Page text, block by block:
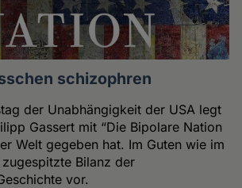
schizophren
der Unabhängigkeit der USA legt
Gassert mit “Die Bipolare Nation
Welt gegeben hat. Im Guten wie im
zugespitzte Bilanz der
vor.